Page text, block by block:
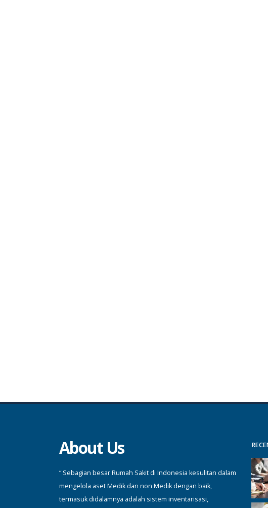
About Us
“ Sebagian besar Rumah Sakit di Indonesia kesulitan dalam
mengelola aset Medik dan non Medik dengan baik,
termasuk didalamnya adalah sistem inventarisasi,